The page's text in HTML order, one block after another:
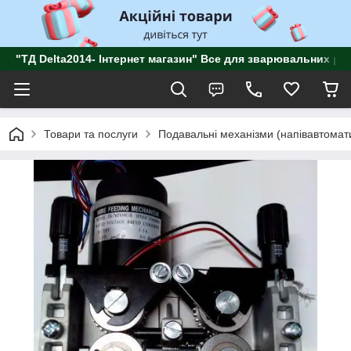
"ТД Delta2014- Інтернет магазин" Все для зварювальних
Товари та послуги Подавальні механізми